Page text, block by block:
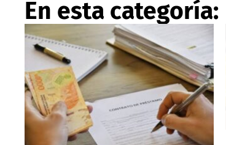
En esta categoría: